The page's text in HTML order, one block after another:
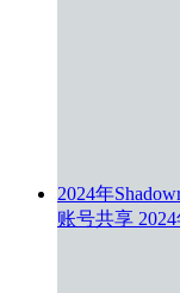
2024年
账号共享